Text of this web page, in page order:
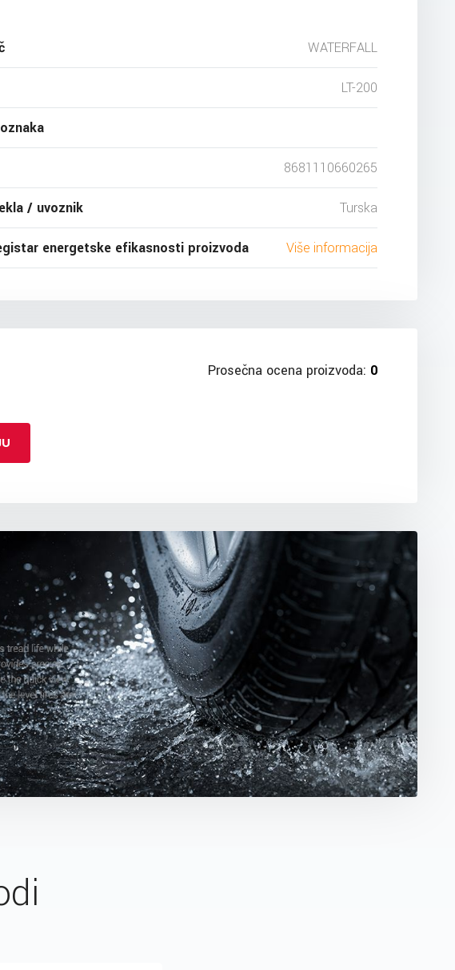
WATERFALL
LT-200
8681110660265
/ uvoznik Turska
energetske efikasnosti proizvoda Više informacija
Prosečna ocena proizvoda: 0